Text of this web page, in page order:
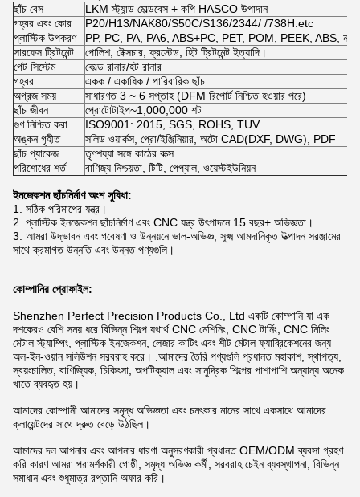
ছাঁচ বেস
LKM স্ট্যান্ড মোল্ডবেস + কপি HASCO উপাদান
গহ্বর এবং কোর
P20/H13/NAK80/S50C/S136/2344/ /738H.etc
প্লাস্টিক উপকরণ
PP, PC, PA, PA6, ABS+PC, PET, POM, PEEK, ABS,
সারফেস ট্রিটমেন্ট
পোলিশ, টেক্সচার, ফ্রস্টেড, হিট ট্রিটমেন্ট ইত্যাদি।
গেট সিস্টেম
কোল্ড রানার/হট রানার
গহ্বর
একক / একাধিক / পারিবারিক ছাঁচ
অগ্রজ সময়
সাধারণত 3 ~ 6 সপ্তাহ (DFM রিপোর্ট নিশ্চিত হওয়ার পরে)
ছাঁচ জীবন
প্রোটোটাইপ~1,000,000 শট
গুণ নিশ্চিত করা
ISO9001: 2015, SGS, ROHS, TUV
অঙ্কন গৃহীত
সলিড ওয়ার্কস, প্রো/ইঞ্জিনিয়ার, অটো CAD(DXF, DWG), PDF
ছাঁচ প্যাকেজ
তৃণশয্যা সঙ্গে কাঠের বাক্স
পরিশোধের শর্ত
বাণিজ্য নিশ্চয়তা, টিটি, পেপ্যাল, ওয়েস্টইউনিয়ন
ইনজেকশন ছাঁচনির্মাণ অংশ সুবিধা:
1. সঠিক পরিমাপের যন্ত্র।
2. প্লাস্টিক ইনজেকশন ছাঁচনির্মাণ এবং CNC যন্ত্র উৎপাদনে 15 বছর+ অভিজ্ঞতা।
3. আমরা উদ্ভাবন এবং গবেষণা ও উন্নয়নে ভাল-অভিজ্ঞ, সূক্ষ্ম আমদানিকৃত উত্পাদন সরঞ্জামের
সাথে ক্রমাগত উন্নতি এবং উন্নত পণ্যগুলি।
কোম্পানির প্রোফাইল:
Shenzhen Perfect Precision Products Co., Ltd একটি কোম্পানি যা এক
দশকেরও বেশি সময় ধরে বিভিন্ন শিল্পে যথার্থ CNC মেশিনিং, CNC টার্নিং, CNC মিলিং
মেটাল স্ট্যাম্পিং, প্লাস্টিক ইনজেকশন, লেজার কাটিং এবং শীট মেটাল ফ্যাব্রিকেশনের জন্য
অল-ইন-ওয়ান সলিউশন সরবরাহ করে। .আমাদের তৈরি পণ্যগুলি প্রধানত মহাকাশ, স্থাপত্য,
স্বয়ংচালিত, বাণিজ্যিক, চিকিৎসা, অপটিক্যাল এবং সামুদ্রিক শিল্পের পাশাপাশি অন্যান্য অনেক
খাতে ব্যবহৃত হয়।
আমাদের কোম্পানী আমাদের সমৃদ্ধ অভিজ্ঞতা এবং চমৎকার মানের সাথে একসাথে আমাদের
ক্লায়েন্টদের সাথে দ্রুত বেড়ে উঠছিল।
আমাদের দল আপনার এবং আপনার ধারণা অনুসরণকারী.প্রধানত OEM/ODM ব্যবসা গ্রহণ
করি কারণ আমরা পরামর্শকারী গোষ্ঠী, সমৃদ্ধ অভিজ্ঞ কর্মী, সরবরাহ চেইন ব্যবস্থাপনা, বিভিন্ন
সমাধান এবং শুধুমাত্র রপ্তানি অফার করি।